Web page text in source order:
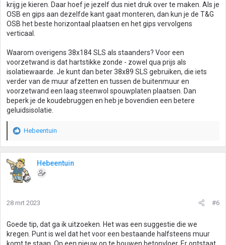
:
krijg je kieren. Daar hoef je jezelf dus niet druk over te maken. Als je
OSB en gips aan dezelfde kant gaat monteren, dan kun je de T&G
OSB het beste horizontaal plaatsen en het gips vervolgens
verticaal.
Waarom overigens 38x184 SLS als staanders? Voor een
voorzetwand is dat hartstikke zonde - zowel qua prijs als
isolatiewaarde. Je kunt dan beter 38x89 SLS gebruiken, die iets
verder van de muur afzetten en tussen de buitenmuur en
voorzetwand een laag steenwol spouwplaten plaatsen. Dan
beperk je de koudebruggen en heb je bovendien een betere
geluidsisolatie.
W
a
r
d
e
n
e
n
:
Hebeentuin
Hebeentuin
28 mrt 2023 #6
Goede tip, dat ga ik uitzoeken. Het was een suggestie die we
kregen. Punt is wel dat het voor een bestaande halfsteens muur